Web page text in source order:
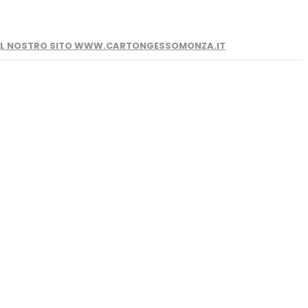
NOSTRO SITO WWW.CARTONGESSOMONZA.IT